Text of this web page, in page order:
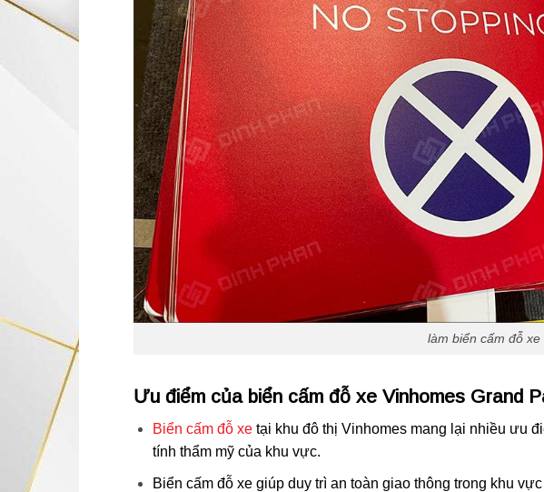
làm biển cấm đỗ xe
Ưu điểm của biển cấm đỗ xe Vinhomes Grand
Biển cấm đỗ xetại khu đô thị Vinhomes mang lại nhiều ưu
tính thẩm mỹ của khu vực.
Biển cấm đỗ xe giúp duy trì an toàn giao thông trong khu